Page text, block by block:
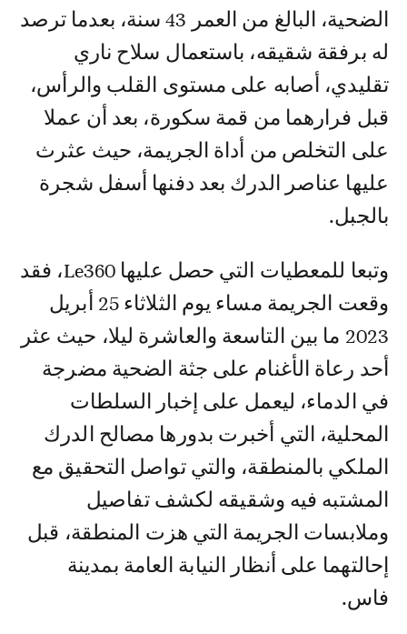
الضحية، البالغ من العمر 43 سنة، بعدما ترصد
له برفقة شقيقه، باستعمال سلاح ناري
تقليدي، أصابه على مستوى القلب والرأس،
قبل فرارهما من قمة سكورة، بعد أن عملا
على التخلص من أداة الجريمة، حيث عثرث
عليها عناصر الدرك بعد دفنها أسفل شجرة
بالجبل.
وتبعا للمعطيات التي حصل عليها Le360، فقد
وقعت الجريمة مساء يوم الثلاثاء 25 أبريل
2023 ما بين التاسعة والعاشرة ليلا، حيث عثر
أحد رعاة الأغنام على جثة الضحية مضرجة
في الدماء، ليعمل على إخبار السلطات
المحلية، التي أخبرت بدورها مصالح الدرك
الملكي بالمنطقة، والتي تواصل التحقيق مع
المشتبه فيه وشقيقه لكشف تفاصيل
وملابسات الجريمة التي هزت المنطقة، قبل
إحالتهما على أنظار النيابة العامة بمدينة
فاس.